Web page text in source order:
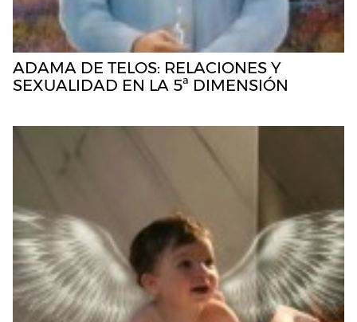
ADAMA DE TELOS: RELACIONES Y
SEXUALIDAD EN LA 5ª DIMENSIÓN